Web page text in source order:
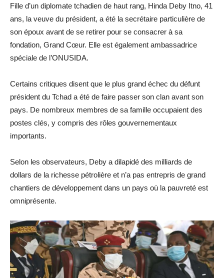
Fille d’un diplomate tchadien de haut rang, Hinda Deby Itno, 41
ans, la veuve du président, a été la secrétaire particulière de
son époux avant de se retirer pour se consacrer à sa
fondation, Grand Cœur. Elle est également ambassadrice
spéciale de l’ONUSIDA.
Certains critiques disent que le plus grand échec du défunt
président du Tchad a été de faire passer son clan avant son
pays. De nombreux membres de sa famille occupaient des
postes clés, y compris des rôles gouvernementaux
importants.
Selon les observateurs, Deby a dilapidé des milliards de
dollars de la richesse pétrolière et n’a pas entrepris de grand
chantiers de développement dans un pays où la pauvreté est
omniprésente.